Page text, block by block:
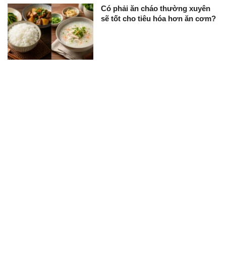
Có phải ăn cháo thường xuyên
sẽ tốt cho tiêu hóa hơn ăn cơm?